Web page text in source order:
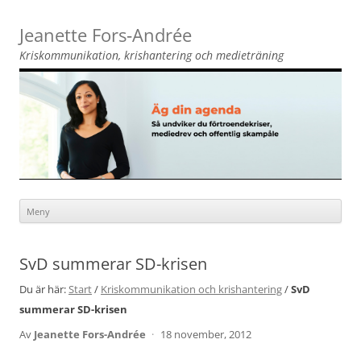
Jeanette Fors‑Andrée
Kriskommunikation, krishantering och medieträning
Meny
SvD summerar SD-krisen
Du är här:Start/ Kriskommunikation och krishantering/SvD
summerar SD-krisen
Av Jeanette Fors-Andrée · 18 november, 2012